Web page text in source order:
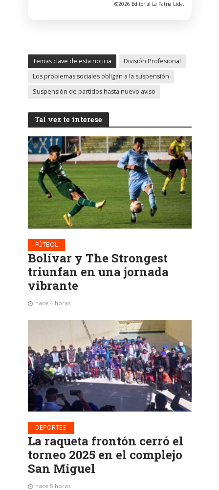
©2026 Editorial La Patria Ltda.
Temas clave de esta noticia
División Profesional
Los problemas sociales obligan a la suspensión
Suspensión de partidos hasta nuevo aviso
Tal vez te interese
FÚTBOL
Bolívar y The Strongest
triunfan en una jornada
vibrante
hace 4 horas
DEPORTES
La raqueta frontón cerró el
torneo 2025 en el complejo
San Miguel
hace 5 horas